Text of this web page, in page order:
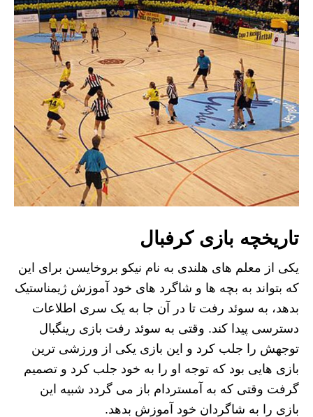
تاریخچه بازی کرفبال
یکی از معلم های هلندی به نام نیکو بروخایسن برای این
که بتواند به بچه ها و شاگرد های خود آموزش ژیمناستیک
بدهد، به سوئد رفت تا در آن جا به یک سری اطلاعات
دسترسی پیدا کند. وقتی به سوئد رفت بازی رینگبال
توجهش را جلب کرد و این بازی یکی از ورزشی ترین
بازی هایی بود که توجه او را به خود جلب کرد و تصمیم
گرفت وقتی که به آمستردام باز می گردد شبیه این
بازی را به شاگردان خود آموزش بدهد.